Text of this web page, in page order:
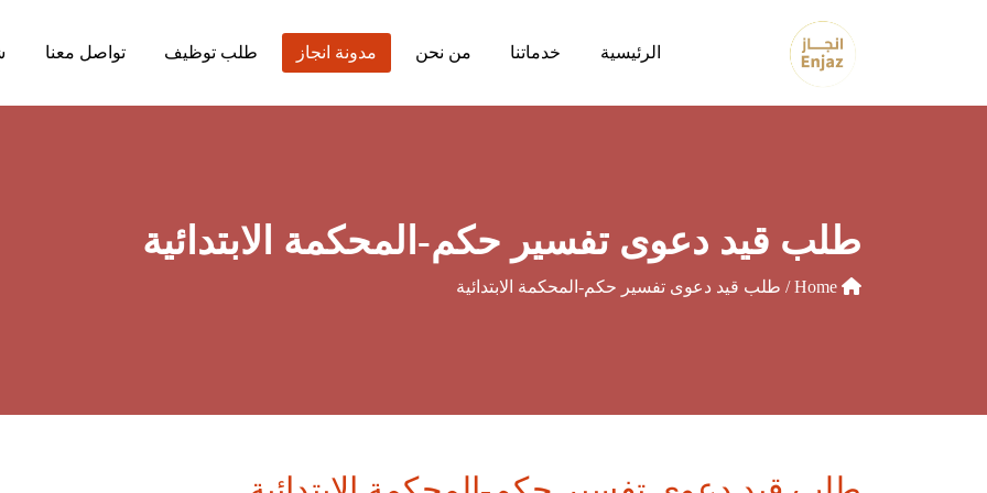
الرئيسية خدماتنا من نحن مدونة انجاز طلب توظيف تواصل معنا
طلب قيد دعوى تفسير حكم-المحكمة الابتدائية
/ طلب قيد دعوى تفسير حكم-المحكمة الابتدائية